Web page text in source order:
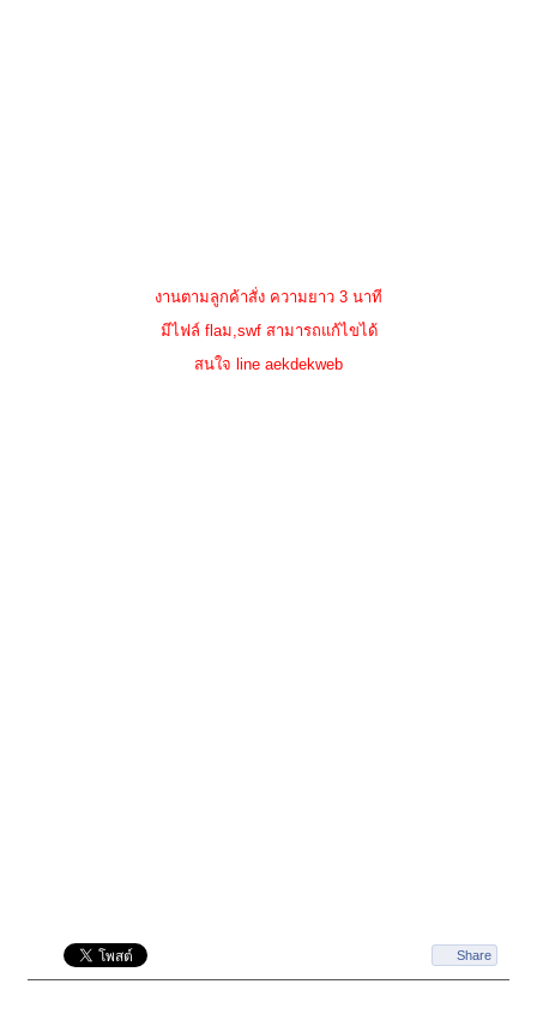
งานตามลูกค้าสั่ง ความยาว 3 นาที
มีไฟล์ flaม,swf สามารถแก้ไขได้
สนใจ line aekdekweb
Share